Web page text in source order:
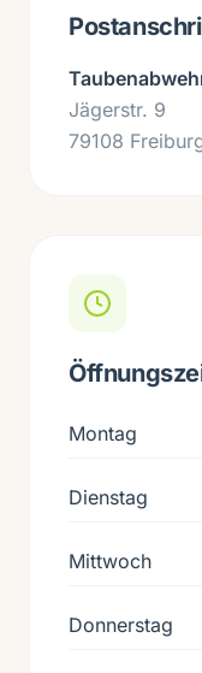
Jägerstr. 9
79108
Montag
Dienstag
Mittwoch
Donnerstag